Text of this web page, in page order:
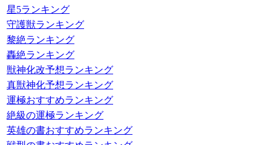
星5ランキング
守護獣ランキング
黎絶ランキング
轟絶ランキング
獣神化改予想ランキング
真獣神化予想ランキング
運極おすすめランキング
絶級の運極ランキング
英雄の書おすすめランキング